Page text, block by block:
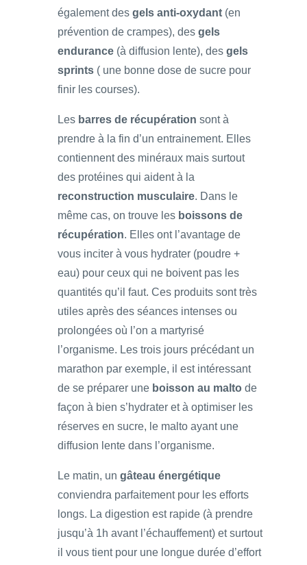
également des gels anti-oxydant (en
prévention de crampes), des gels
endurance (à diffusion lente), des gels
sprints ( une bonne dose de sucre pour
finir les courses).
Les barres de récupération sont à
prendre à la fin d’un entrainement. Elles
contiennent des minéraux mais surtout
des protéines qui aident à la
reconstruction musculaire. Dans le
même cas, on trouve les boissons de
récupération. Elles ont l’avantage de
vous inciter à vous hydrater (poudre +
eau) pour ceux qui ne boivent pas les
quantités qu’il faut. Ces produits sont très
utiles après des séances intenses ou
prolongées où l’on a martyrisé
l’organisme. Les trois jours précédant un
marathon par exemple, il est intéressant
de se préparer une boisson au malto de
façon à bien s’hydrater et à optimiser les
réserves en sucre, le malto ayant une
diffusion lente dans l’organisme.
Le matin, un gâteau énergétique
conviendra parfaitement pour les efforts
longs. La digestion est rapide (à prendre
jusqu’à 1h avant l’échauffement) et surtout
il vous tient pour une longue durée d’effort